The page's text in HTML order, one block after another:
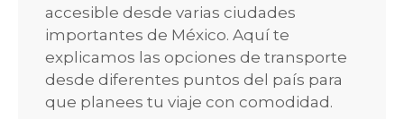
accesible desde varias ciudades
importantes de México. Aquí te
explicamos las opciones de transporte
desde diferentes puntos del país para
que planees tu viaje con comodidad.